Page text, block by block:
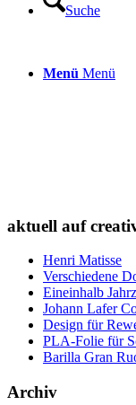
Suche
Menü Menü
aktuell auf
Henri Matisse
Verschiedene
Eineinhalb
Johann Lafer
Design für
PLA-Folie für
Barilla Gran
Archiv